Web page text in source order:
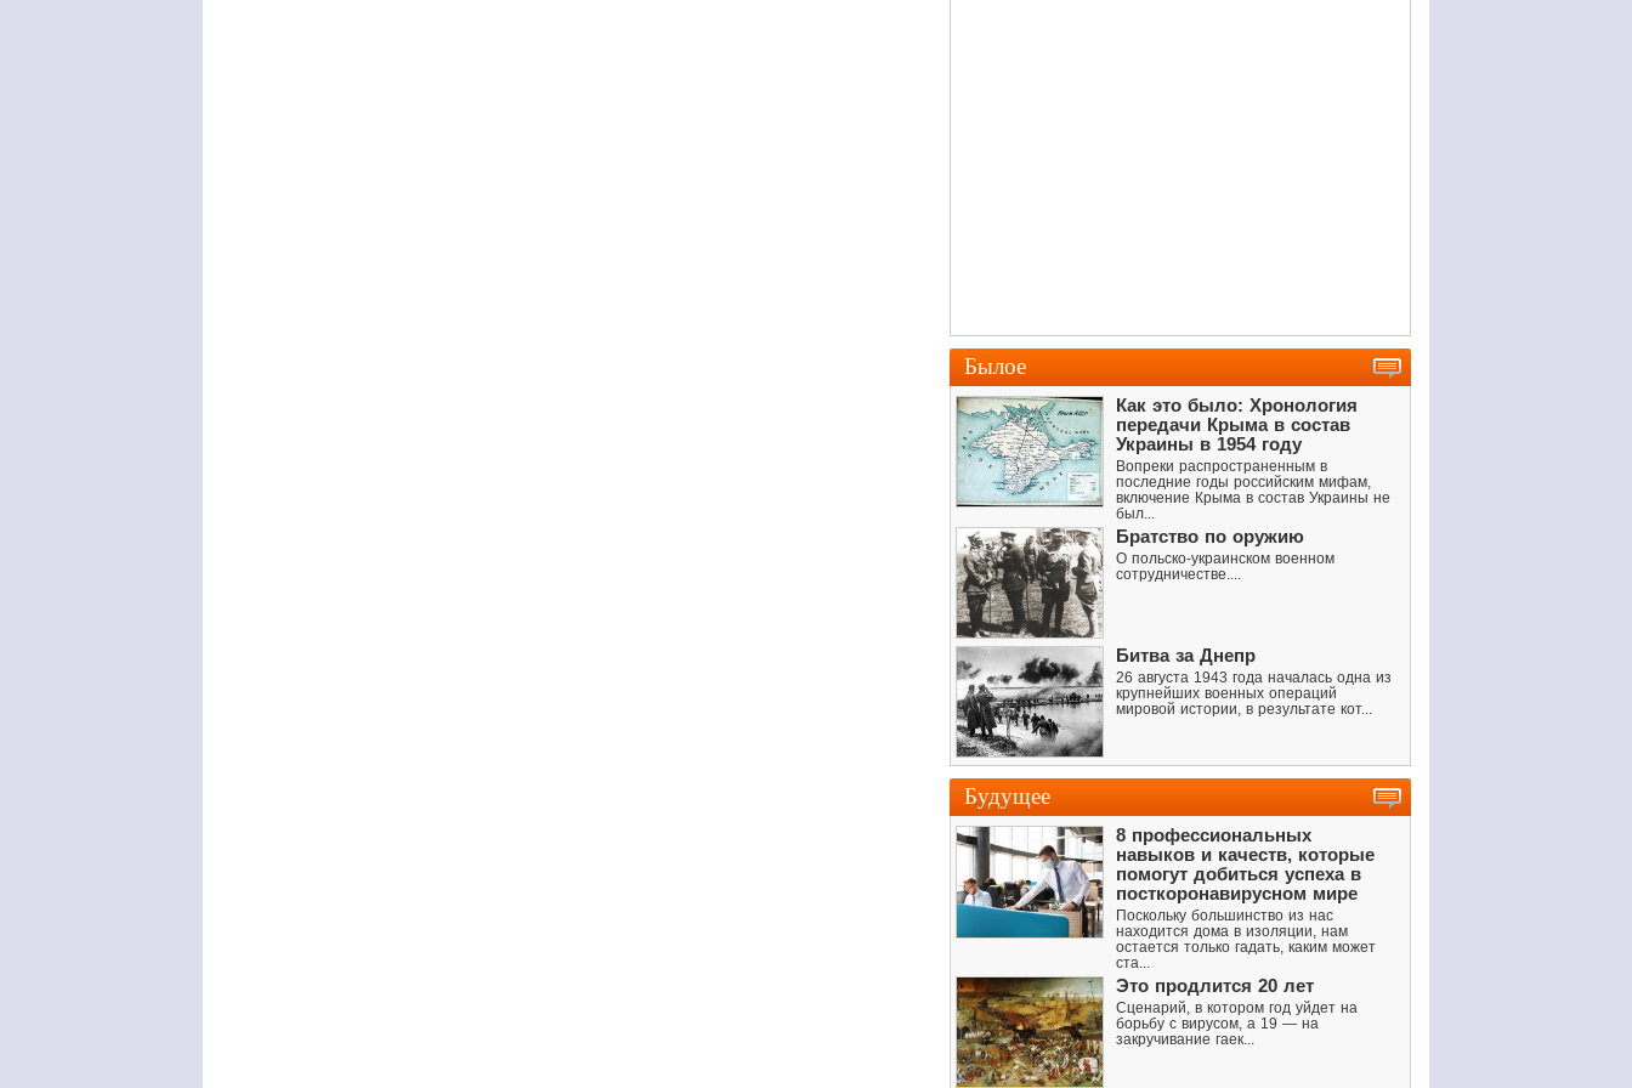
Былое
Как это было: Хронология
передачи Крыма в состав
Украины в 1954 году
Вопреки распространенным в
последние годы российским мифам,
включение Крыма в состав Украины не
был...
Братство по оружию
О польско-украинском военном
сотрудничестве....
Битва за Днепр
26 августа 1943 года началась одна из
крупнейших военных операций
мировой истории, в результате кот...
Будущее
8 профессиональных
навыков и качеств, которые
помогут добиться успеха в
посткоронавирусном мире
Поскольку большинство из нас
находится дома в изоляции, нам
остается только гадать, каким может
ста...
Это продлится 20 лет
Сценарий, в котором год уйдет на
борьбу с вирусом, а 19 — на
закручивание гаек...